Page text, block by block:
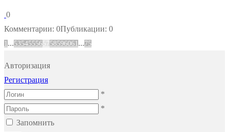
0
Комментарии: 0Публикации: 0
1...535455565758596061...75
Авторизация
Регистрация
*
*
Запомнить